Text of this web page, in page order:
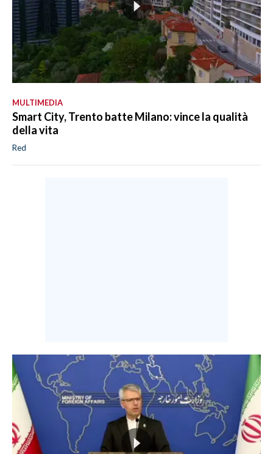
MULTIMEDIA
Smart City, Trento batte Milano: vince la qualità
della vita
Red